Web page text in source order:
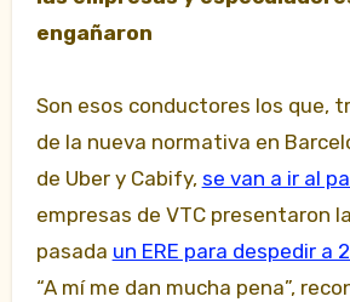
engañaron
Son esos conductores los que,
de la nueva normativa en
de Uber y Cabify, se van a ir al
empresas de VTC presentaron
pasada un ERE para despedir a
“A mí me dan mucha pena”,